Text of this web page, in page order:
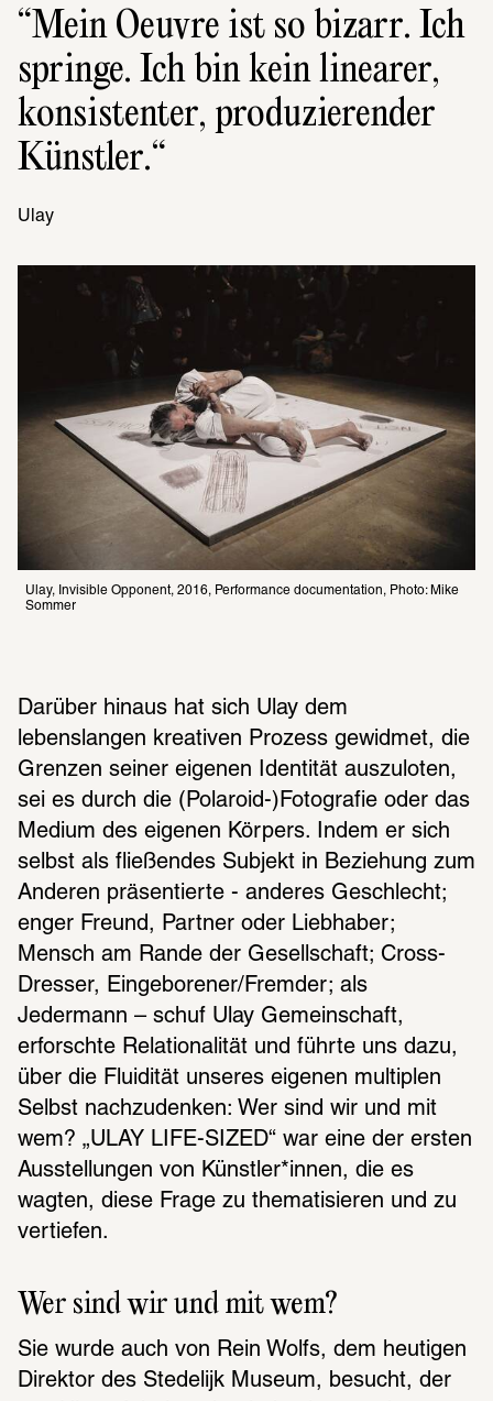
Mein Oeuvre ist so bizarr. Ich
springe. Ich bin kein linea­rer,
konsis­ten­ter, produ­zie­ren­der
Künst­ler.
Ulay
Ulay, Invisible Opponent, 2016, Performance documentation, Photo: Mike
Sommer
Darüber hinaus hat sich Ulay dem
lebenslangen kreativen Prozess gewidmet, die
Grenzen seiner eigenen Identität auszuloten,
sei es durch die (Polaroid-)Fotografie oder das
Medium des eigenen Körpers. Indem er sich
selbst als fließendes Subjekt in Beziehung zum
Anderen präsentierte - anderes Geschlecht;
enger Freund, Partner oder Liebhaber;
Mensch am Rande der Gesellschaft; Cross-
Dresser, Eingeborener/Fremder; als
Jedermann – schuf Ulay Gemeinschaft,
erforschte Relationalität und führte uns dazu,
über die Fluidität unseres eigenen multiplen
Selbst nachzudenken: Wer sind wir und mit
wem? „ULAY LIFE-SIZED“ war eine der ersten
Ausstellungen von Künstler*innen, die es
wagten, diese Frage zu thematisieren und zu
vertiefen.
Wer sind wir und mit wem?
Sie wurde auch von Rein Wolfs, dem heutigen
Direktor des Stedelijk Museum, besucht, der